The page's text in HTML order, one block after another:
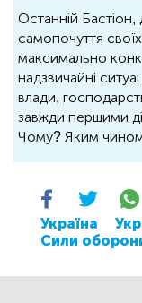
Останній
самопочуття
максимально
надзвичайні
влади,
завжди першими
Чому? Яким
Україна
Сили